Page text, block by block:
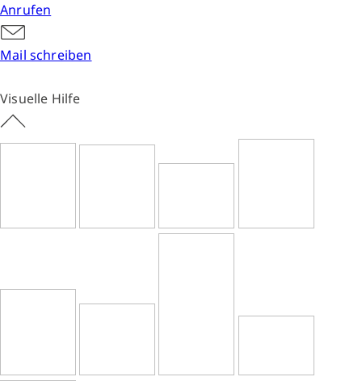
Anrufen
Mail schreiben
Visuelle Hilfe